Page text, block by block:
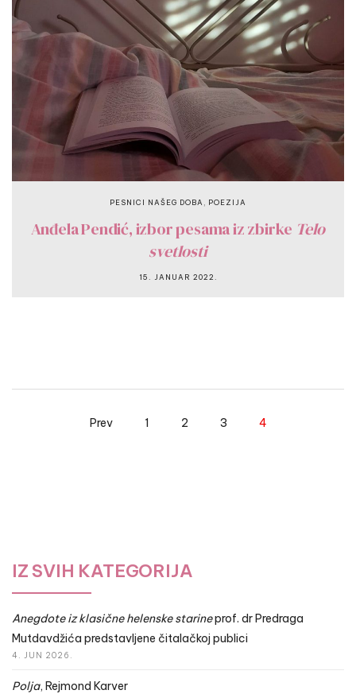
PESNICI NAŠEG DOBA POEZIJA
Anđela Pendić, izbor pesama iz zbirke Telo
svetlosti
15. JANUAR 2022.
Prev 1 2 3 4
IZ SVIH KATEGORIJA
Anegdote iz klasične helenske starineprof. dr Predraga
Mutdavdžića predstavljene čitalačkoj publici
4. JUN 2026.
Polja, Rejmond Karver